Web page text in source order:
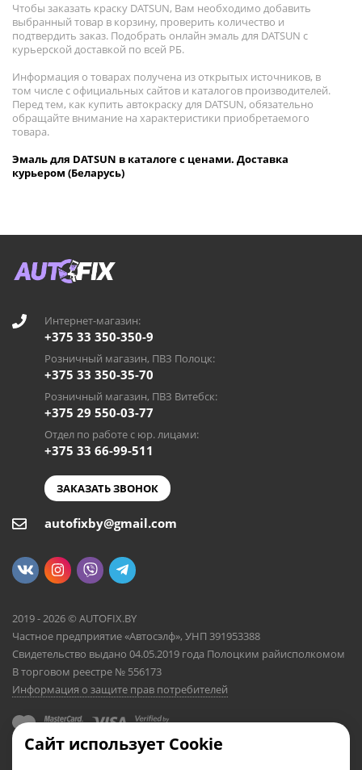
Чтобы заказать краску DATSUN, Вам необходимо добавить
выбранный товар в корзину, проверить количество и
подтвердить заказ. Подобрать онлайн эмаль для DATSUN с
курьерской доставкой по всей РБ.
Информация о товарах получена из открытых источников, в
том числе с официальных сайтов и каталогов производителей.
Перед тем, как купить автокраску для DATSUN, обязательно
обращайте внимание на характеристики приобретаемого
товара.
Эмаль для DATSUN в каталоге с ценами. Доставка
курьером (Беларусь)
Интернет-магазин:
+375 33 350-350-9
Розничный магазин, ПВЗ Полоцк:
+375 33 350-35-70
Розничный магазин, ПВЗ Витебск:
+375 29 550-03-77
Отдел по работе с юр. лицами:
+375 33 66-99-511
ЗАКАЗАТЬ ЗВОНОК
autofixby@gmail.com
2019 - 2026 © AUTOFIX.BY
Частное предприятие «Автосэлф», УНП 391953388
Свидетельство выдано 04.05.2019 года Полоцким райисполкомом
В торговом реестре № 556173
Информация о защите прав потребителей
Сайт использует Cookie